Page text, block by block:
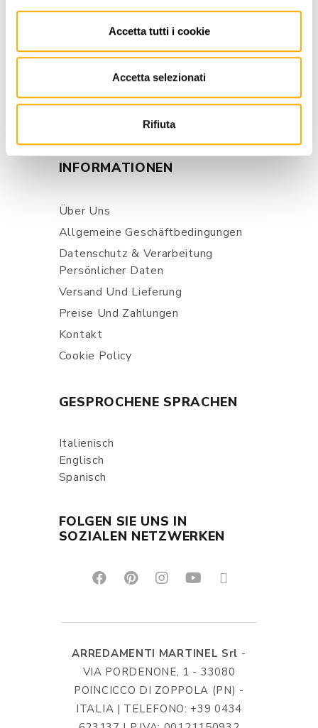
Accetta tutti i cookie
Accetta selezionati
Rifiuta
Via Pordenone, 1 - Poincicco Di
store@martinelstore.com
+39 0434 623137
+39 376/2399891
INFORMATIONEN
Über Uns
Allgemeine Geschäftbedingungen
Datenschutz & Verarbeitung
Persönlicher Daten
Versand Und Lieferung
Preise Und Zahlungen
Kontakt
Cookie Policy
GESPROCHENE SPRACHEN
Italienisch
Englisch
Spanisch
FOLGEN SIE UNS IN
SOZIALEN NETZWERKEN
ARREDAMENTI MARTINEL Srl -
VIA PORDENONE, 1 - 33080
POINCICCO DI ZOPPOLA (PN) -
ITALIA | TELEFONO: +39 0434